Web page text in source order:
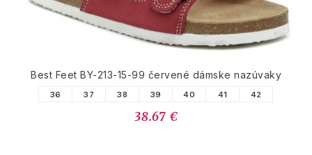
Best Feet BY-213-15-99 červené dámske nazúvaky
36 37 38 39 40 41 42
38.67 €